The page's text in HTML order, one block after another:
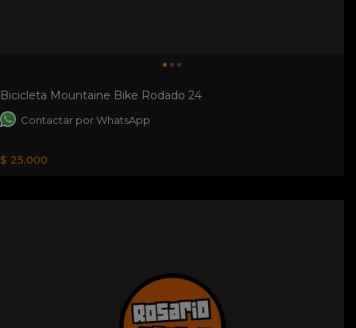
Bicicleta Mountaine Bike Rodado 24
Contactar por WhatsApp
$ 25.000